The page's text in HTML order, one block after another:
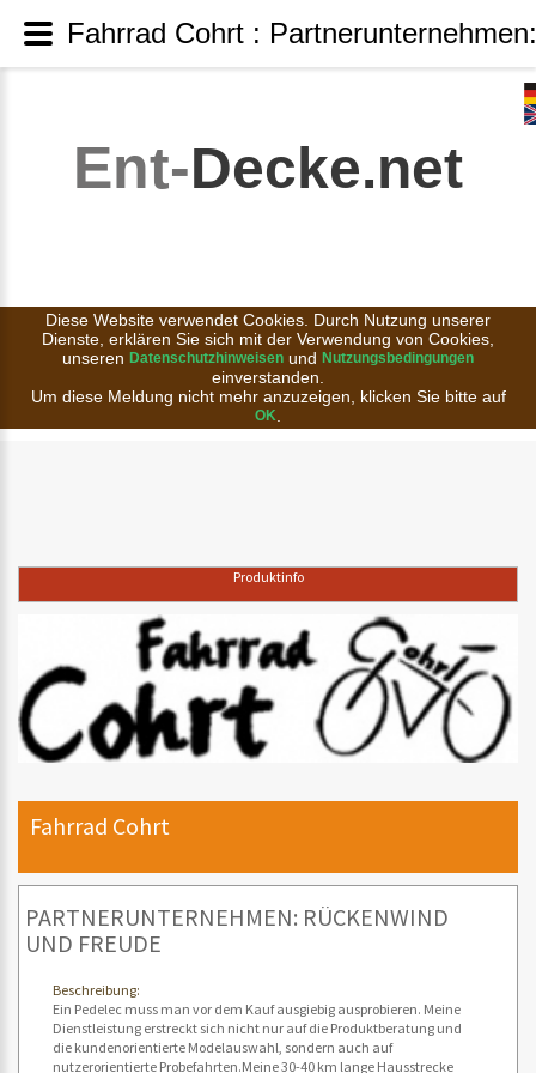
Ent-Decke.net
Diese Website verwendet Cookies. Durch Nutzung unserer
Dienste, erklären Sie sich mit der Verwendung von Cookies,
unseren Datenschutzhinweisen und Nutzungsbedingungen
einverstanden.
Um diese Meldung nicht mehr anzuzeigen, klicken Sie bitte auf
OK
Produktinfo
Fahrrad Cohrt
PARTNERUNTERNEHMEN: RÜCKENWIND
UND FREUDE
Beschreibung:
Ein Pedelec muss man vor dem Kauf ausgiebig ausprobieren. Meine
Dienstleistung erstreckt sich nicht nur auf die Produktberatung und
die kundenorientierte Modelauswahl, sondern auch auf
nutzerorientierte Probefahrten.Meine 30-40 km lange Hausstrecke
Fahrrad Cohrt :